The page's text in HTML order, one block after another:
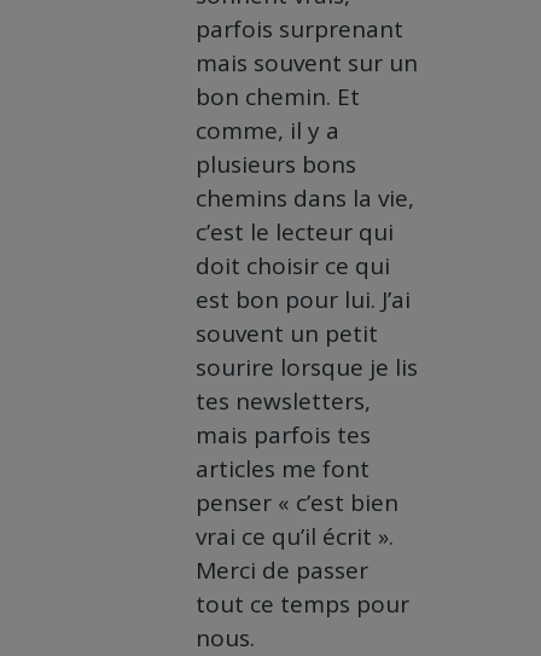
parfois surprenant
mais souvent sur un
bon chemin. Et
comme, il y a
plusieurs bons
chemins dans la vie,
c’est le lecteur qui
doit choisir ce qui
est bon pour lui. J’ai
souvent un petit
sourire lorsque je lis
tes newsletters,
mais parfois tes
articles me font
penser « c’est bien
vrai ce qu’il écrit ».
Merci de passer
tout ce temps pour
nous.